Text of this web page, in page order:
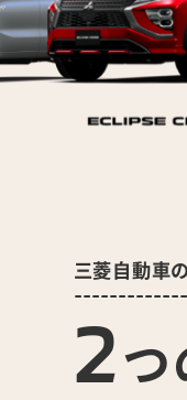
三菱自動車
2つ